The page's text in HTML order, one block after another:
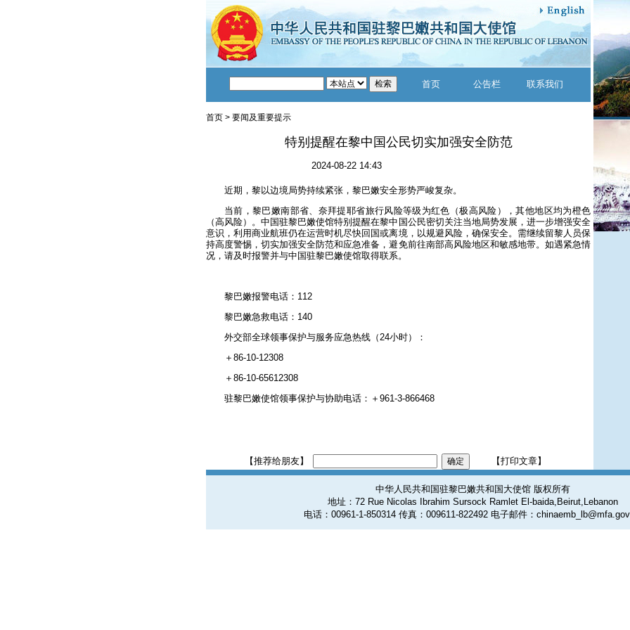
首页 公告栏 联系我们
首页 > 要闻及重要提示
特别提醒在黎中国公民切实加强安全防范
2024-08-22 14:43
近期，黎以边境局势持续紧张，黎巴嫩安全形势严峻复杂。
当前，黎巴嫩南部省、奈拜提耶省旅行风险等级为红色（极高风险），其他地区均为橙色
（高风险）。中国驻黎巴嫩使馆特别提醒在黎中国公民密切关注当地局势发展，进一步增强安全
意识，利用商业航班仍在运营时机尽快回国或离境，以规避风险，确保安全。需继续留黎人员保
持高度警惕，切实加强安全防范和应急准备，避免前往南部高风险地区和敏感地带。如遇紧急情
况，请及时报警并与中国驻黎巴嫩使馆取得联系。
黎巴嫩报警电话：112
黎巴嫩急救电话：140
外交部全球领事保护与服务应急热线（24小时）：
＋86-10-12308
＋86-10-65612308
驻黎巴嫩使馆领事保护与协助电话：＋961-3-866468
【推荐给朋友】 【打印文章】
中华人民共和国驻黎巴嫩共和国大使馆 版权所有
地址：72 Rue Nicolas Ibrahim Sursock Ramlet El-baida,Beirut,Lebanon
电话：00961-1-850314 传真：009611-822492 电子邮件：